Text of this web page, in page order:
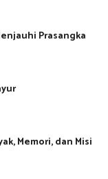
Prasangka
Memori, dan Misi